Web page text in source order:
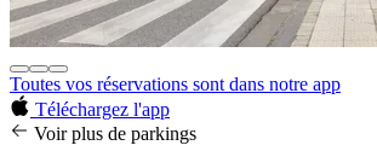
Toutes vos réservations sont dans notre app
Téléchargez l'app
Voir plus de parkings